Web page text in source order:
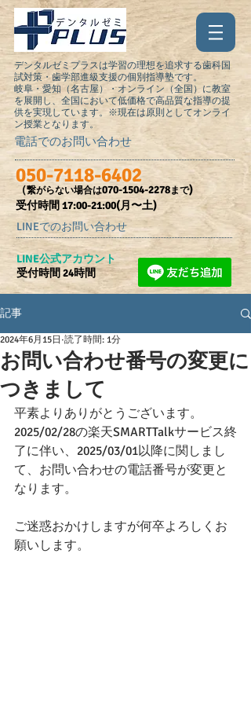
デンタルゼミプラスは学習の理想を追求する歯科国
試対策・歯学部進級支援の個別指導塾です。
岐阜・愛知（名古屋）・オンライン（全国）に教室
を展開し、全国において低価格で高品質な指導の提
供を実現しています。※現在は原則としてオンライ
ン授業となります。
電話でのお問い合わせ
050-7118-6402
（繋がらない場合は070-1504-2278まで)
受付時間​ 17:00-21:00(月〜土)
LINEでのお問い合わせ
​LINE公式アカウント
受付時間 24時間
記事
お問い合わせ番号の変更に
つきまして
2024年6月15日 読了時間: 1分
平素よりありがとうございます。
2025/02/28の楽天SMARTTalkサービス終
了に伴い、2025/03/01以降に関しまし
て、お問い合わせの電話番号が変更と
なります。
ご迷惑おかけしますが何卒よろしくお
願いします。